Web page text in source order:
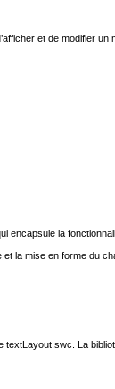
et de
la
la mise en forme du
La